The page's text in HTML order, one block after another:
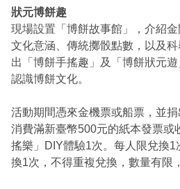
狀元博餅趣
現場設置「博餅故事館」，介紹金
文化意涵、傳統擲骰點數，以及
出「博餅手搖趣」及「博餅狀元
認識博餅文化。
活動期間憑來金機票或船票，並
消費滿新臺幣500元的紙本發票或
搖樂」DIY體驗1次。每人限兌換
換1次，不得重複兌換，數量有限